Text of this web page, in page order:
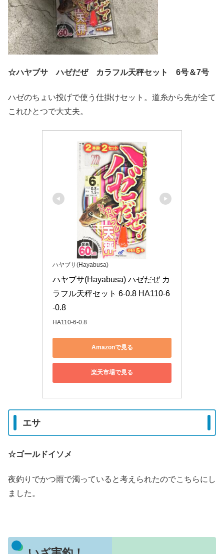
☆ハヤブサ ハゼだぜ カラフル天秤セット 6号＆7号
ハゼのちょい投げで使う仕掛けセット。道糸から先が全て
これひとつで大丈夫。
ハヤブサ(Hayabusa)
ハヤブサ(Hayabusa) ハゼだぜ カ
ラフル天秤セット 6-0.8 HA110-6
-0.8
HA110-6-0.8
Amazonで見る
楽天市場で見る
エサ
☆ゴールドイソメ
夜釣りでかつ雨で濁っていると考えられたのでこちらにし
ました。